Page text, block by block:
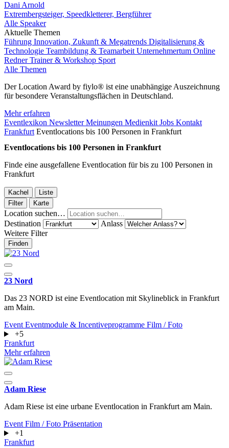
Dani Arnold
Extrembergsteiger, Speedkletterer, Bergführer
Alle Speaker
Aktuelle Themen
Führung Innovation, Zukunft & Megatrends Digitalisierung &
Technologie Teambildung & Teamarbeit Unternehmertum Online
RednerTrainer & Workshop Sport
Alle Themen
Der Location Award by fiylo® ist eine unabhängige Auszeichnung
für besondere Veranstaltungsflächen in Deutschland.
Mehr erfahren
Eventlexikon NewsletterMeinungen Medienkit Jobs Kontakt
Frankfurt Eventlocations bis 100 Personen in Frankfurt
Eventlocations bis 100 Personen in Frankfurt
Finde eine ausgefallene Eventlocation für bis zu 100 Personen in
Frankfurt
Kachel
Liste
Filter
Karte
Location suchen…
Destination
Anlass
Weitere Filter
Finden
23 Nord
Das 23 NORD ist eine Eventlocation mit Skylineblick in Frankfurt
am Main.
Event Eventmodule & Incentiveprogramme Film / Foto
+5
Frankfurt
Mehr erfahren
Adam Riese
Adam Riese ist eine urbane Eventlocation in Frankfurt am Main.
Event Film / Foto Präsentation
+1
Frankfurt